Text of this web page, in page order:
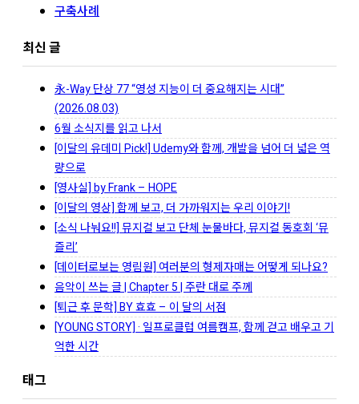
구축사례
최신 글
永-Way 단상 77 “영성 지능이 더 중요해지는 시대”
(2026.08.03)
6월 소식지를 읽고 나서
[이달의 유데미 Pick!] Udemy와 함께, 개발을 넘어 더 넓은 역
량으로
[영사실] by Frank – HOPE
[이달의 영상] 함께 보고, 더 가까워지는 우리 이야기!
[소식 나눠요!!] 뮤지컬 보고 단체 눈물바다, 뮤지컬 동호회 ‘뮤
즐리’
[데이터로보는 영림원] 여러분의 형제자매는 어떻게 되나요?
음악이 쓰는 글 | Chapter 5 | 주란 대로 주께
[퇴근 후 문학] BY 효효 – 이 달의 서점
[YOUNG STORY] · 일프로클럽 여름캠프, 함께 걷고 배우고 기
억한 시간
태그